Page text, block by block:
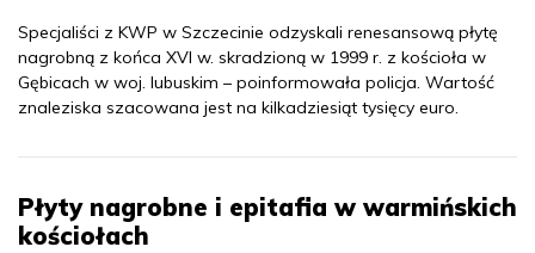
Specjaliści z KWP w Szczecinie odzyskali renesansową płytę
nagrobną z końca XVI w. skradzioną w 1999 r. z kościoła w
Gębicach w woj. lubuskim – poinformowała policja. Wartość
znaleziska szacowana jest na kilkadziesiąt tysięcy euro.
Płyty nagrobne i epitafia w warmińskich
kościołach